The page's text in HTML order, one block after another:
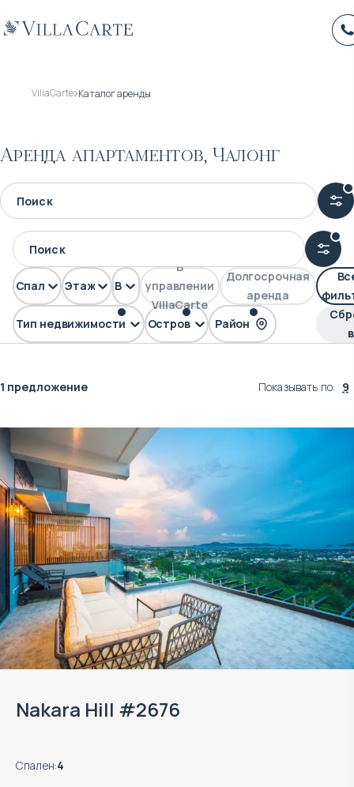
VillaCarte Каталог аренды
Аренда апартаментов, Чалонг
Тип недвижимости Остров Район
Спален Этажей Вид
В
управлении
VillaCarte
Долгосрочная
аренда
Апартаменты Пхукет Чалонг
1 предложение Показывать по: 9
Nakara Hill #2676
Спален:4